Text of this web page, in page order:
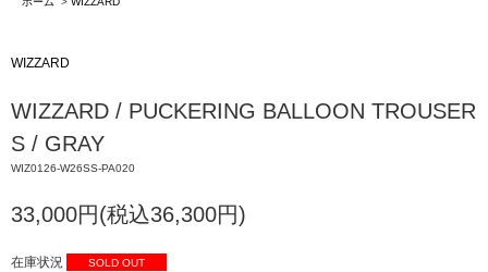
WIZZARD
WIZZARD / PUCKERING BALLOON TROUSER
S / GRAY
WIZ0126-W26SS-PA020
33,000円(税込36,300円)
在庫状況 SOLD OUT